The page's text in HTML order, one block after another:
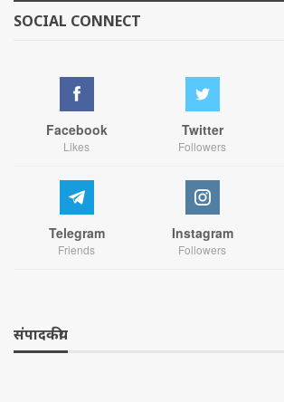
SOCIAL CONNECT
Facebook
Likes
Twitter
Followers
Telegram
Friends
Instagram
Followers
संपादकीय